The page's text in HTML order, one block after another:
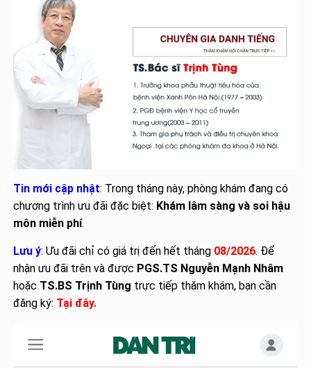
Tin mới cập nhật: Trong tháng này, phòng khám đang có
chương trình ưu đãi đặc biệt: Khám lâm sàng và soi hậu
môn miễn phí.
Lưu ý: Ưu đãi chỉ có giá trị đến hết tháng 08/2026. Để
nhận ưu đãi trên và được PGS.TS Nguyễn Mạnh Nhâm
hoặc TS.BS Trịnh Tùng trực tiếp thăm khám, bạn cần
đăng ký: Tại đây.